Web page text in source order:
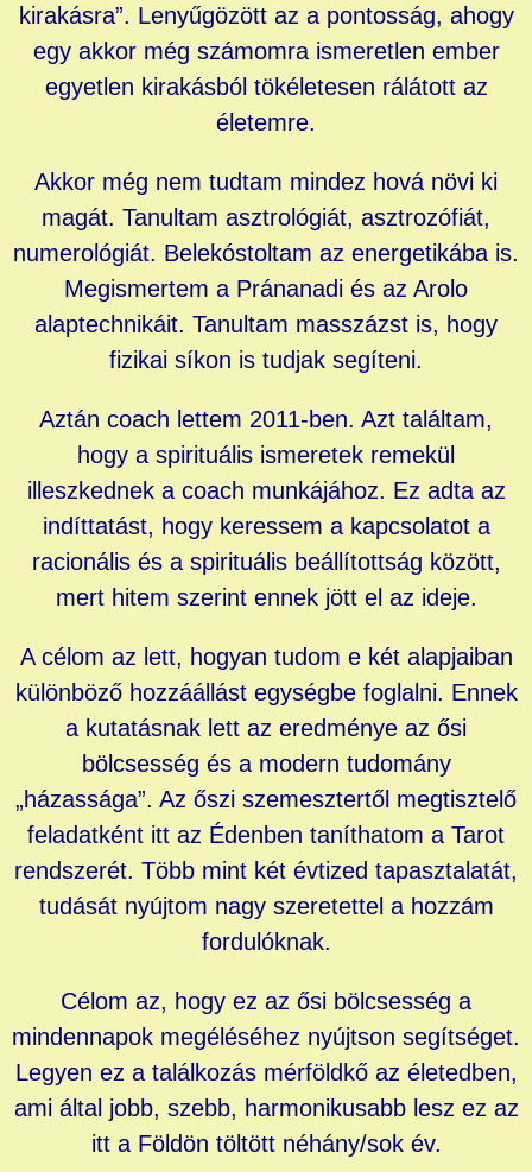
kirakásra”. Lenyűgözött az a pontosság, ahogy
egy akkor még számomra ismeretlen ember
egyetlen kirakásból tökéletesen rálátott az
életemre.
Akkor még nem tudtam mindez hová növi ki
magát. Tanultam asztrológiát, asztrozófiát,
numerológiát. Belekóstoltam az energetikába is.
Megismertem a Pránanadi és az Arolo
alaptechnikáit. Tanultam masszázst is, hogy
fizikai síkon is tudjak segíteni.
Aztán coach lettem 2011-ben. Azt találtam,
hogy a spirituális ismeretek remekül
illeszkednek a coach munkájához. Ez adta az
indíttatást, hogy keressem a kapcsolatot a
racionális és a spirituális beállítottság között,
mert hitem szerint ennek jött el az ideje.
A célom az lett, hogyan tudom e két alapjaiban
különböző hozzáállást egységbe foglalni. Ennek
a kutatásnak lett az eredménye az ősi
bölcsesség és a modern tudomány
„házassága”. Az őszi szemesztertől megtisztelő
feladatként itt az Édenben taníthatom a Tarot
rendszerét. Több mint két évtized tapasztalatát,
tudását nyújtom nagy szeretettel a hozzám
fordulóknak.
Célom az, hogy ez az ősi bölcsesség a
mindennapok megéléséhez nyújtson segítséget.
Legyen ez a találkozás mérföldkő az életedben,
ami által jobb, szebb, harmonikusabb lesz ez az
itt a Földön töltött néhány/sok év.